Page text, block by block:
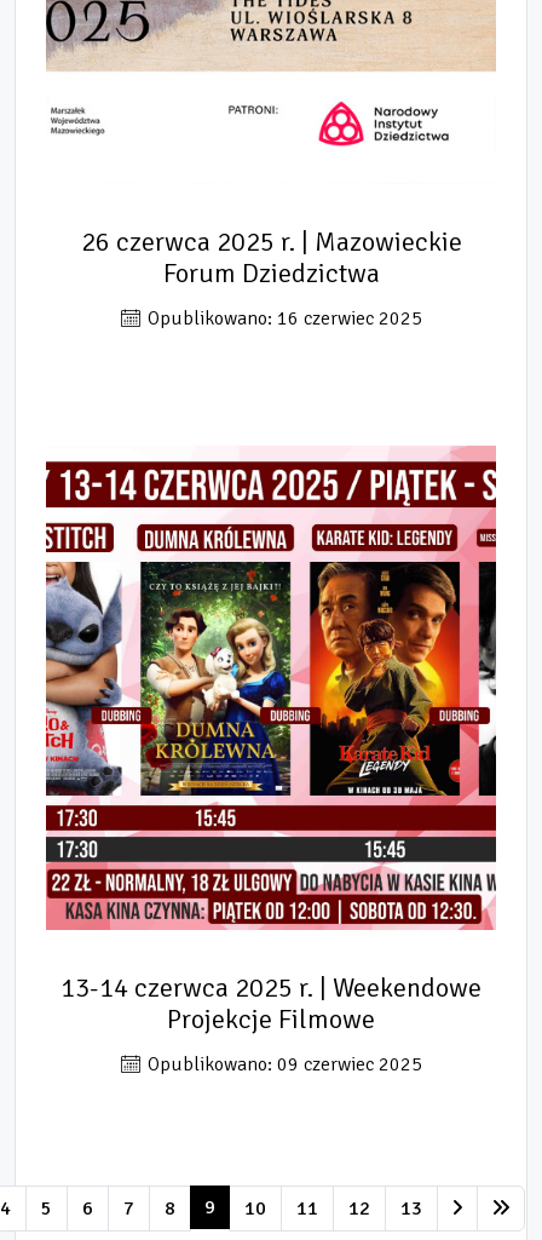
26 czerwca 2025 r. | Mazowieckie
Forum Dziedzictwa
Opublikowano: 16 czerwiec 2025
13-14 czerwca 2025 r. | Weekendowe
Projekcje Filmowe
Opublikowano: 09 czerwiec 2025
Strona 9 z 85
4 5 6 7 8 9 10 11 12 13